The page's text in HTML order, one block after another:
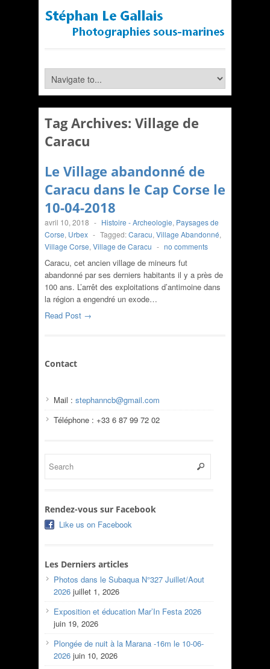
Tag Archives: Village de
Caracu
Le Village abandonné de
Caracu dans le Cap Corse le
10-04-2018
avril 10, 2018 - Histoire - Archeologie, Paysages de
Corse, Urbex - Tagged:Caracu, Village Abandonné,
Village Corse, Village de Caracu - no comments
Caracu, cet ancien village de mineurs fut
abandonné par ses derniers habitants il y a près de
100 ans. L’arrêt des exploitations d’antimoine dans
la région a engendré un exode…
Read Post →
Contact
Mail : stephanncb@gmail.com
Téléphone : +33 6 87 99 72 02
Rendez-vous sur Facebook
Like us on Facebook
Les Derniers articles
Photos dans le Subaqua N°327 Juillet/Aout
2026 juillet 1, 2026
Exposition et éducation Mar’In Festa 2026
juin 19, 2026
Plongée de nuit à la Marana -16m le 10-06-
2026 juin 10, 2026